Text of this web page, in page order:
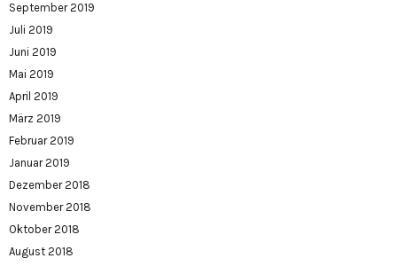
September 2019
Juli 2019
Juni 2019
Mai 2019
April 2019
März 2019
Februar 2019
Januar 2019
Dezember 2018
November 2018
Oktober 2018
August 2018